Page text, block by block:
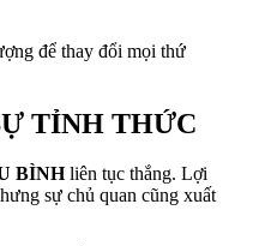
để thay đổi mọi thứ
TỈNH THỨC
BÌNHliên tục thắng. Lợi
sự chủ quan cũng xuất